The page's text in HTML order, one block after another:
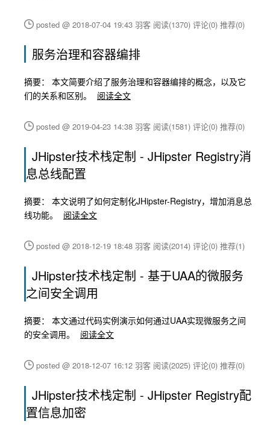
posted @ 2018-07-04 19:43 羽客 阅读(1370) 评论(0) 推荐(0)
服务治理和容器编排
摘要： 本文简要介绍了服务治理和容器编排的概念，以及它
们的关系和区别。
阅读全文
posted @ 2019-04-23 14:38 羽客 阅读(1581) 评论(0) 推荐(0)
JHipster技术栈定制 - JHipster Registry消
息总线配置
摘要： 本文说明了如何定制化JHipster-Registry，增加消息总
线功能。
阅读全文
posted @ 2018-12-19 18:48 羽客 阅读(2014) 评论(0) 推荐(1)
JHipster技术栈定制 - 基于UAA的微服务
之间安全调用
摘要： 本文通过代码实例演示如何通过UAA实现微服务之间
的安全调用。
阅读全文
posted @ 2018-12-07 16:12 羽客 阅读(2025) 评论(0) 推荐(0)
JHipster技术栈定制 - JHipster Registry配
置信息加密